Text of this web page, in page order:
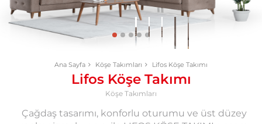
Ana Sayfa Köşe Takımları Lifos Köşe Takımı
Lifos Köşe Takımı
Köşe Takımları
Çağdaş tasarımı, konforlu oturumu ve üst düzey